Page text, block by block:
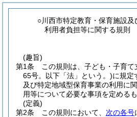
○川西市特定教育・保育施設
利用者負担等に関する規則
(趣旨)
第1条
この規則は、子ども・子育て
65号。以下「法」という。)に規定
及び特定地域型保育事業の利用に
用等について必要な事項を定めるも
(定義)
第2条
この規則において、 次の各号